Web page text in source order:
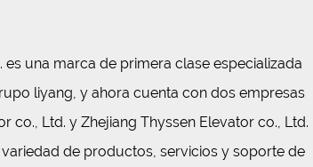
una marca de primera clase especializada
liyang, y ahora cuenta con dos empresas
co., Ltd. y Zhejiang Thyssen Elevator co., Ltd.
de productos, servicios y soporte de